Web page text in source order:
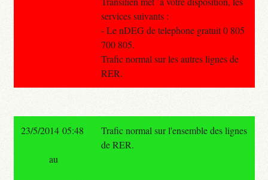
services suivants :
- Le nDEG de telephone gratuit 0 805
700 805.
Trafic normal sur les autres lignes de
RER.
23/5/2014 05:48
Trafic normal sur l'ensemble des lignes
de RER.
au